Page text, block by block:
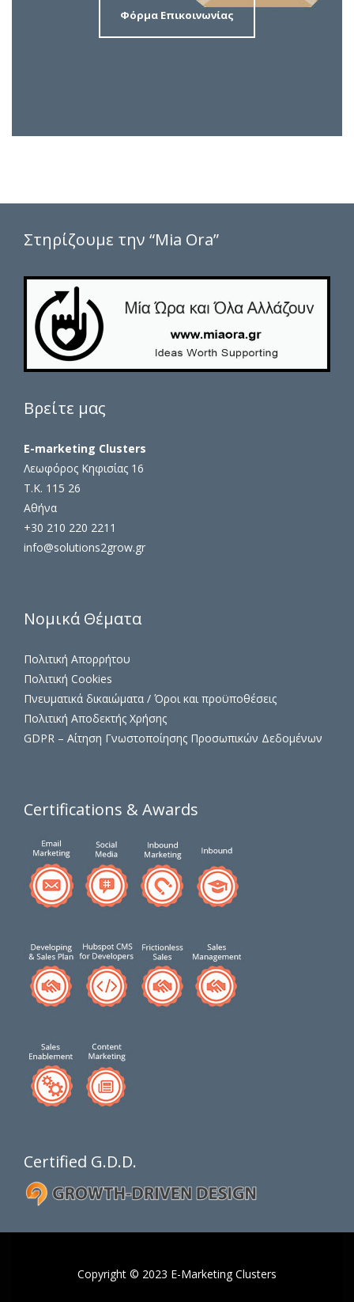
Φόρμα Επικοινωνίας
Στηρίζουμε την “Mia Ora”
Βρείτε μας
E-marketing Clusters
Λεωφόρος Κηφισίας 16
Τ.Κ. 115 26
Αθήνα
+30 210 220 2211
info@solutions2grow.gr
Νομικά Θέματα
Πολιτική Απορρήτου
Πολιτική Cookies
Πνευματικά δικαιώματα / Όροι και προϋποθέσεις
Πολιτική Αποδεκτής Χρήσης
GDPR – Αίτηση Γνωστοποίησης Προσωπικών Δεδομένων
Certifications & Awards
Certified G.D.D.
Copyright © 2023 E-Marketing Clusters